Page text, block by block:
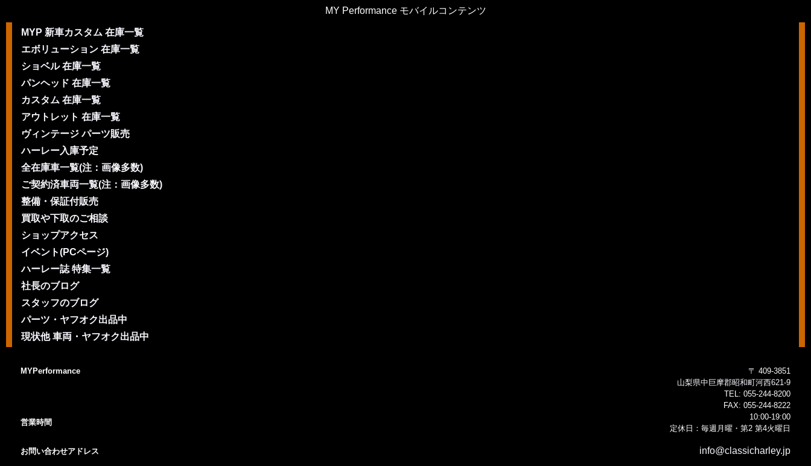
MY Performance モバイルコンテンツ
MYP 新車カスタム 在庫一覧
エボリューション 在庫一覧
ショベル 在庫一覧
パンヘッド 在庫一覧
カスタム 在庫一覧
アウトレット 在庫一覧
ヴィンテージ パーツ販売
ハーレー入庫予定
全在庫車一覧(注：画像多数)
ご契約済車両一覧(注：画像多数)
整備・保証付販売
買取や下取のご相談
ショップアクセス
イベント(PCページ)
ハーレー誌 特集一覧
社長のブログ
スタッフのブログ
パーツ・ヤフオク出品中
現状他 車両・ヤフオク出品中
MYPerformance
〒 409-3851
山梨県中巨摩郡昭和町河西621-9
TEL: 055-244-8200
FAX: 055-244-8222
営業時間
10:00-19:00
定休日：毎週月曜・第2 第4火曜日
お問い合わせアドレス info@classicharley.jp